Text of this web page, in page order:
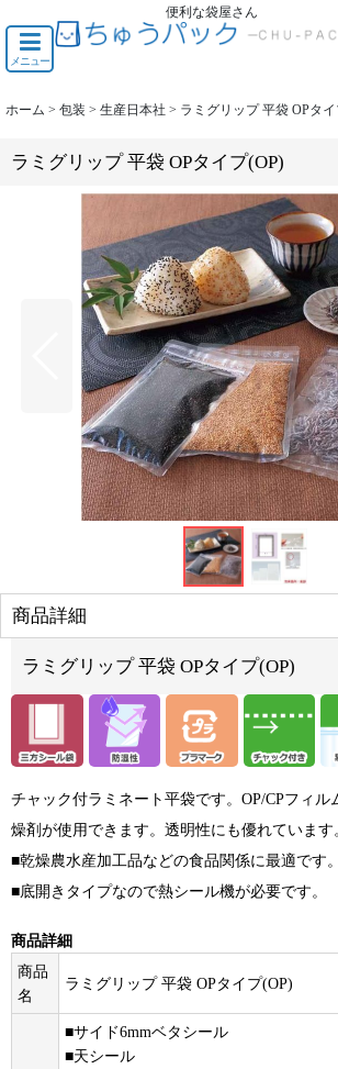
便利な袋屋さん
メニュー
ホーム > 包装 > 生産日本社 > ラミグリップ 平袋 OPタ
ラミグリップ 平袋 OPタイプ(OP)
商品詳細
ラミグリップ 平袋 OPタイプ(OP)
チャック付ラミネート平袋です。OP/CPフィル
燥剤が使用できます。透明性にも優れています
■乾燥農水産加工品などの食品関係に最適です。
■底開きタイプなので熱シール機が必要です。
商品詳細
商品
名
ラミグリップ 平袋 OPタイプ(OP)
■サイド6mmベタシール
■天シール